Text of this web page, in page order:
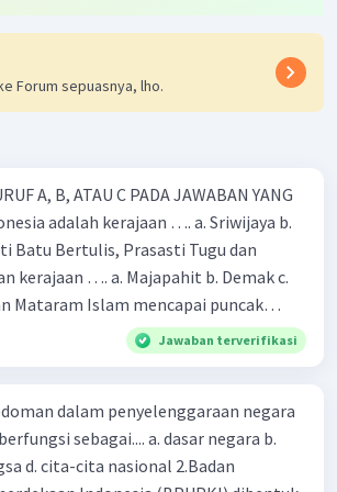
Iklan
Forum sepuasnya, lho.
A, B, ATAU C PADA JAWABAN YANG
adalah kerajaan …. a. Sriwijaya b.
Batu Bertulis, Prasasti Tugu dan
kerajaan …. a. Majapahit b. Demak c.
Mataram Islam mencapai puncak
Wuruk b. Sultan Agung c. Sultan
Kerajaan Islam pertama di Indonesia
Demak b. Menara Kudus c. Candi
Majapahit dikenal dengan kerajaan
cantik b. Angkatan darat yang
Jawaban terverifikasi
dalam penyelenggaraan negara
sebagai.... a. dasar negara b.
d. cita-cita nasional 2.Badan